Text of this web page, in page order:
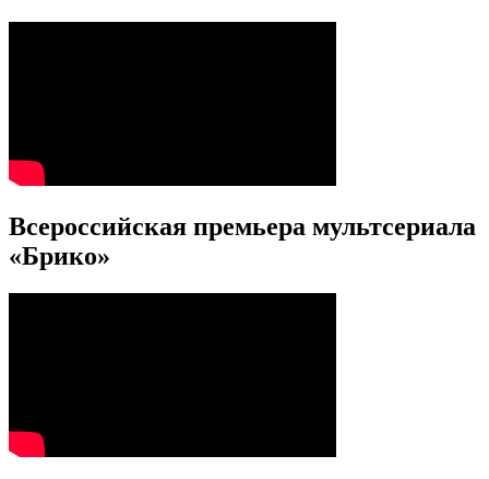
Всероссийская премьера мультсериала
«Брико»